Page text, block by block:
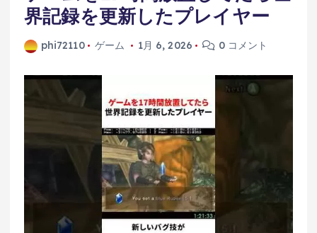
界記録を更新したプレイヤー
phi72110 ゲーム 1月 6, 2026 0 コメント